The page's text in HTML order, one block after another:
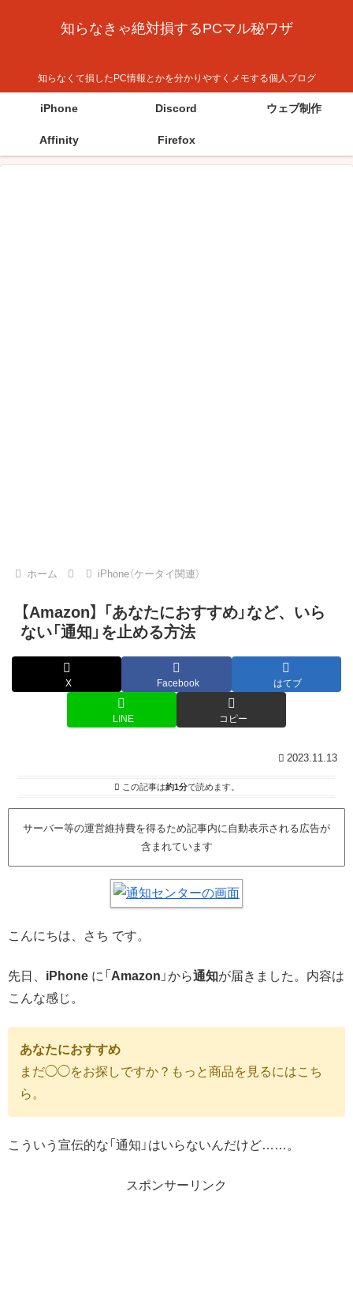
知らなきゃ絶対損するPCマル秘ワザ
知らなくて損したPC情報とかを分かりやすくメモする個人ブログ
iPhone Discord ウェブ制作
Affinity Firefox
ホーム iPhone（ケータイ関連）
【Amazon】 「あなたにおすすめ」など、いら
ない「通知」を止める方法
X Facebook はてブ
LINE コピー
2023.11.13
この記事は約1分で読めます。
サーバー等の運営維持費を得るため記事内に自動表示される広告が
含まれています
こんにちは、さち です。
先日、 iPhone に「 Amazon 」から通知が届きました。内容は
こんな感じ。
あなたにおすすめ
まだ◯◯をお探しですか？もっと商品を見るにはこち
ら。
こういう宣伝的な「通知」はいらないんだけど……。
スポンサーリンク